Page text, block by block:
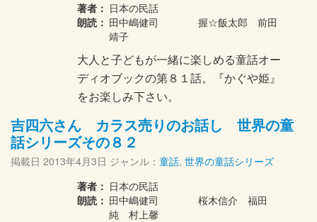
著者： 日本の民話
朗読： 田中嶋健司 握☆飯太郎 前田
靖子
大人と子どもが一緒に楽しめる童話オー
ディオブックの第８１話。『かぐや姫』
をお楽しみ下さい。
吉四六さん カラス売りのお話し 世界の童
話シリーズその８２
掲載日 2013年4月3日 ジャンル： 童話, 世界の童話シリーズ
著者： 日本の民話
朗読： 田中嶋健司 桜木信介 福田
純 村上馨